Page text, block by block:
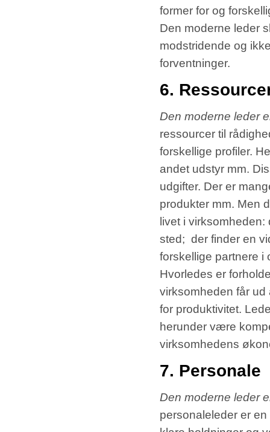
former for og
Den moderne leder
modstridende og
forventninger.
6.
Den moderne leder
ressourcer til
forskellige profiler.
andet udstyr mm.
udgifter. Der er
produkter mm. Men
livet i
sted; der finder en
forskellige partnere i
Hvorledes er
virksomheden får
for produktivitet.
herunder være
virksomhedens
7. Personale
Den moderne leder
personaleleder er